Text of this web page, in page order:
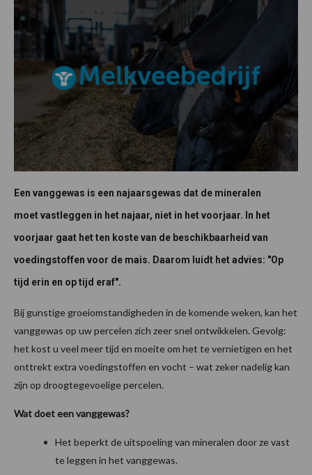
Een vanggewas is een najaarsgewas dat de mineralen
moet vastleggen in het najaar, niet in het voorjaar. In het
voorjaar gaat het ten koste van de beschikbaarheid van
voedingstoffen voor de mais. Daarom luidt het advies: "Op
tijd erin en op tijd eraf".
Bij gunstige groeiomstandigheden in de komende weken, kan het
vanggewas op uw percelen zich zeer snel ontwikkelen. Gevolg:
het kost u veel meer tijd en moeite om het te vernietigen en het
onttrekt extra voedingstoffen en vocht – wat zeker nadelig kan
zijn op droogtegevoelige percelen.
Wat doet een vanggewas?
Het beperkt de uitspoeling van mineralen door ze vast
te leggen in het vanggewas.